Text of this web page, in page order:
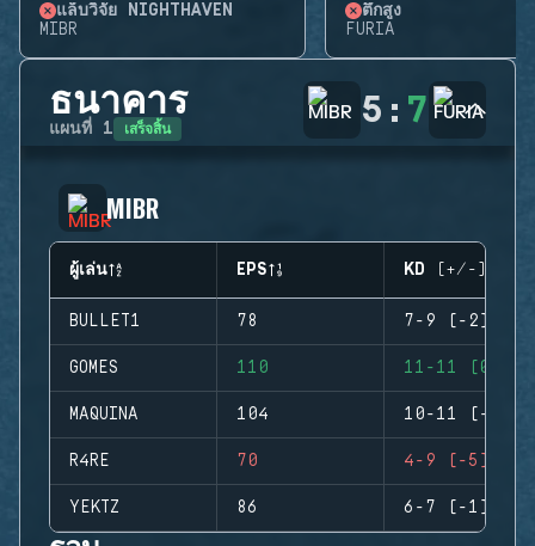
แล็บวิจัย NIGHTHAVEN
MIBR
ตึกสูง
FURIA
ธนาคาร
แผนที่ 1 เสร็จสิ้น 5 : 7
MIBR
ผู้เล่น EPS KD (+/-)
BULLET1 78 7-9 (-2)
GOMES 110 11-11 (0)
MAQUINA 104 10-11 (-1)
R4RE 70 4-9 (-5)
YEKTZ 86 6-7 (-1)